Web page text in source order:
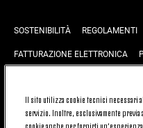
SOSTENIBILITÀ REGOLAMENTI
FATTURAZIONE ELETTRONICA
Il sito utilizza cookie tecnici necessari
servizio. Inoltre, esclusivamente
cookie anche per fornirti